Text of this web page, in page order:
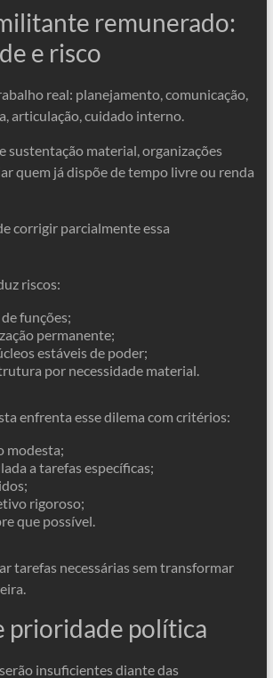
remunerado:
e risco
real: planejamento, comunicação,
articulação, cuidado interno.
sustentação material, organizações
quem já dispõe de tempo livre ou renda
corrigir parcialmente essa
riscos:
funções;
permanente;
estáveis de poder;
por necessidade material.
enfrenta esse dilema com critérios:
modesta;
a tarefas específicas;
rigoroso;
que possível.
tarefas necessárias sem transformar
prioridade política
insuficientes diante das